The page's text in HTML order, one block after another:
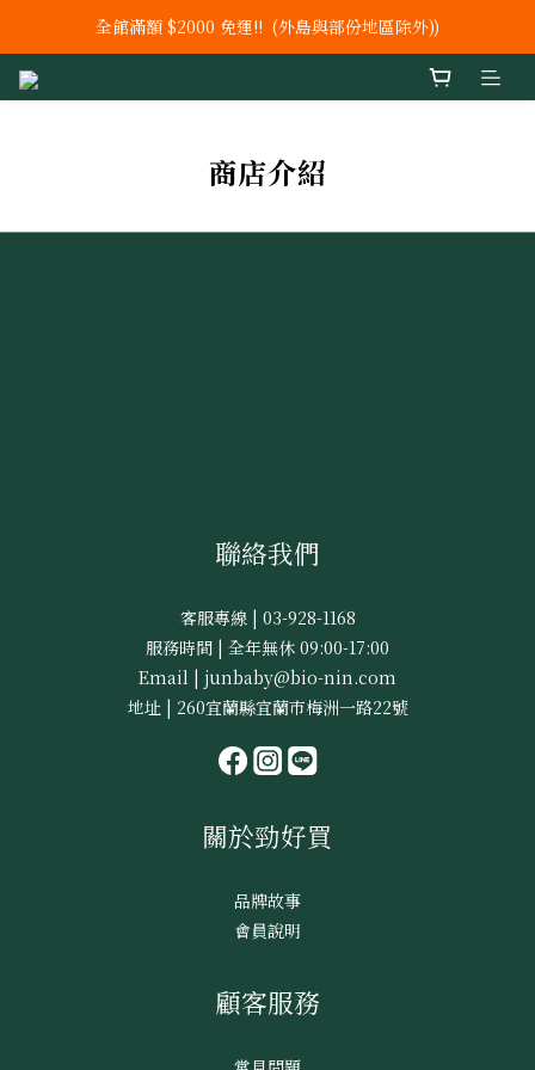
新上市【鐵 +C+ 葉酸】 膠囊
全館滿額 $2000 免運!!  (外島與部份地區除外))
商店介紹
聯絡我們
客服專線 | 03-928-1168
服務時間 | 全年無休 09:00-17:00
Email | junbaby@bio-nin.com
地址 | 260宜蘭縣宜蘭市梅洲一路22號
關於勁好買
品牌故事
會員說明
顧客服務